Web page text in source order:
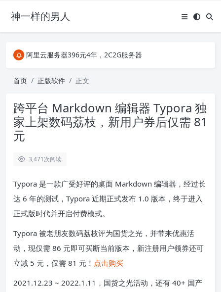
神一样的男人
阿里云服务器396元4年，2C2G服务器
关注Telegram频道有新消息第一时间推送
阿里云服务器396元4年，2C2G服务器
首页 正版软件 正文
跨平台 Markdown 编辑器 Typora 独
家上架数码荔枝，新用户券后仅需 81
元
3,471次阅读
Typora 是一款广受好评的桌面 Markdown 编辑器，经过长
达 6 年的测试，Typora 近期正式发布 1.0 版本，终于进入
正式版时代并开启付费模式。
Typora 被老朋友数码荔枝评为国货之光，并带来优惠活
动，现仅需 86 元即可买断当前版本，新注册用户领券还可
立减 5 元，仅需 81 元！ 点击购买
2021.12.23 ~ 2022.1.11，国货之光活动，还有 40+ 国产